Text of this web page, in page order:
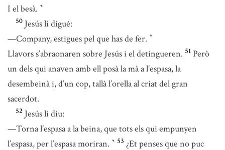
I el besà. *
50 Jesús li digué:
—Company, estigues pel que has de fer. *
Llavors s’abraonaren sobre Jesús i el detingueren. 51 Però
un dels qui anaven amb ell posà la mà a l’espasa, la
desembeinà i, d’un cop, tallà l’orella al criat del gran
sacerdot.
52 Jesús li diu:
—Torna l’espasa a la beina, que tots els qui empunyen
l’espasa, per l’espasa moriran. * 53 ¿Et penses que no puc